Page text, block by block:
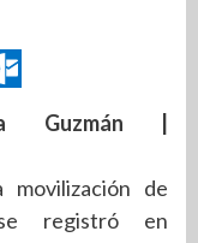
Guzmán |
movilización de
registró en